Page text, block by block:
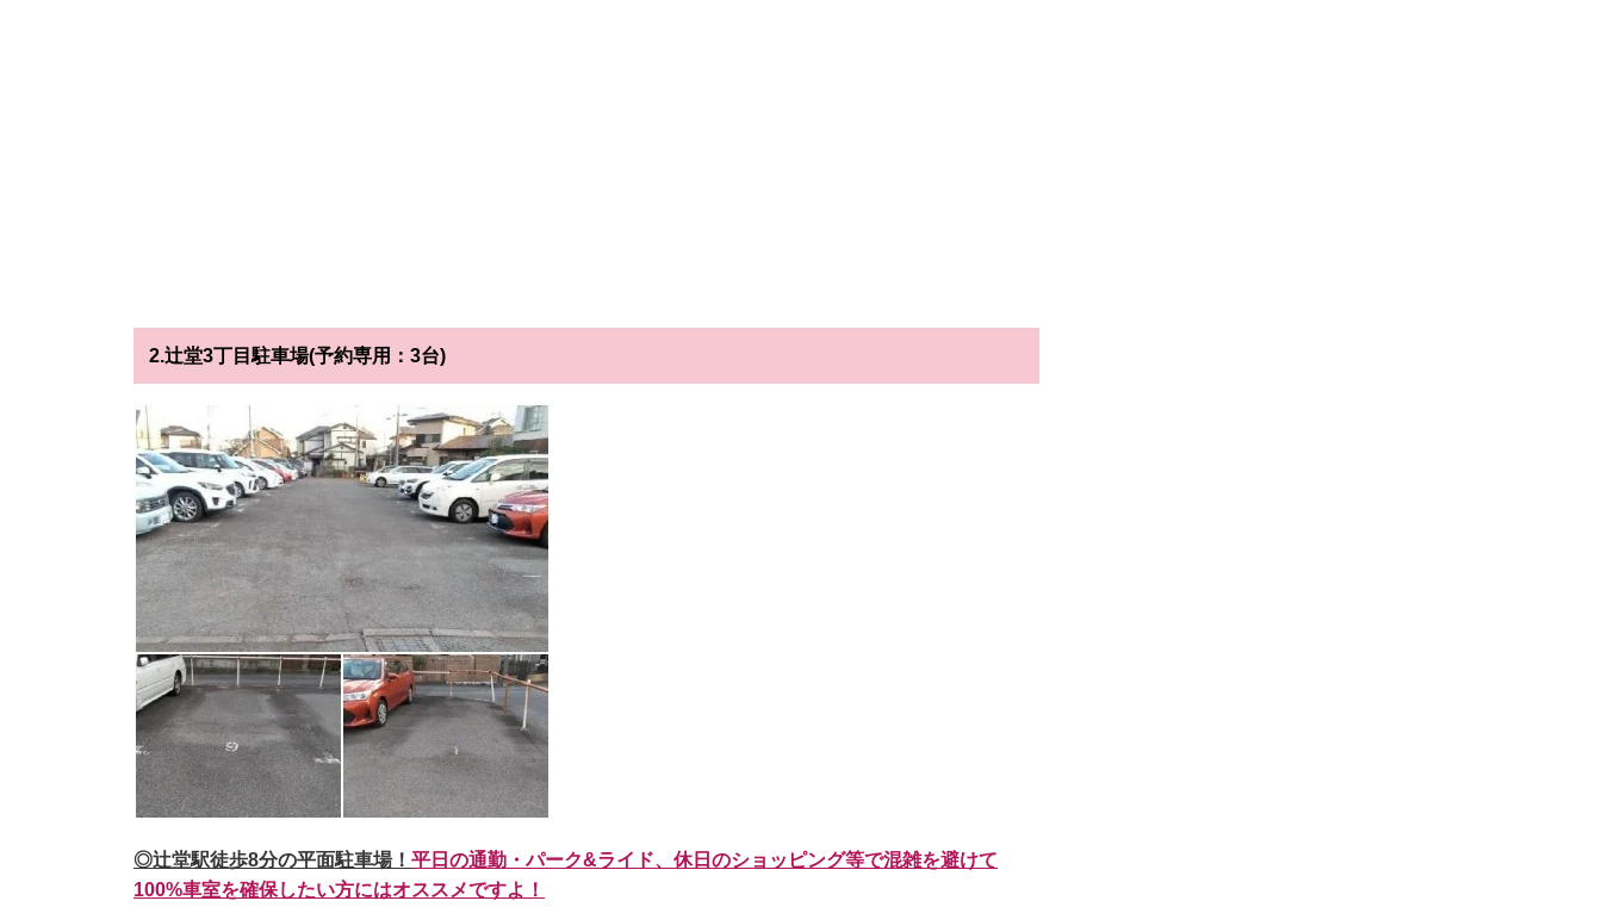
2.辻堂3丁目駐車場(予約専用：3台)
◎辻堂駅徒歩8分の平面駐車場！ 平日の通勤・パーク&ライド、休日のショッピング等で混雑を避けて
100%車室を確保したい方にはオススメですよ！